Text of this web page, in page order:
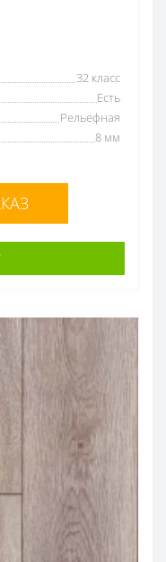
32 класс
Есть
Рельефная
8 мм